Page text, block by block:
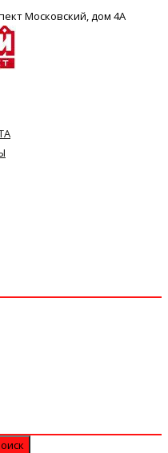
Московский, дом 4А